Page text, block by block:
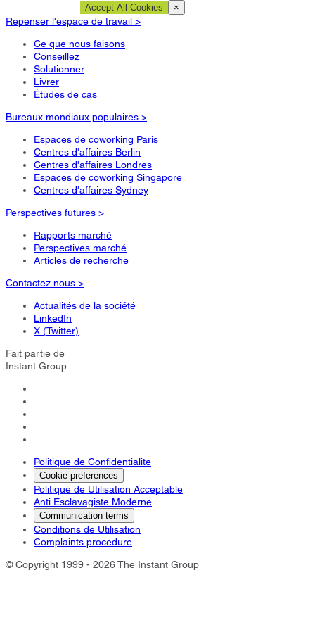
Accept All Cookies ×
Repenser l'espace de travail >
Ce que nous faisons
Conseillez
Solutionner
Livrer
Études de cas
Bureaux mondiaux populaires >
Espaces de coworking Paris
Centres d'affaires Berlin
Centres d'affaires Londres
Espaces de coworking Singapore
Centres d'affaires Sydney
Perspectives futures >
Rapports marché
Perspectives marché
Articles de recherche
Contactez nous >
Actualités de la société
LinkedIn
X (Twitter)
Fait partie de
Instant Group
Politique de Confidentialite
Cookie preferences
Politique de Utilisation Acceptable
Anti Esclavagiste Moderne
Communication terms
Conditions de Utilisation
Complaints procedure
© Copyright 1999 - 2026 The Instant Group